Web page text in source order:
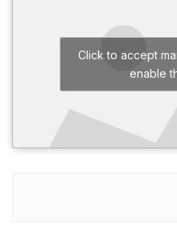
Click to accept
enable